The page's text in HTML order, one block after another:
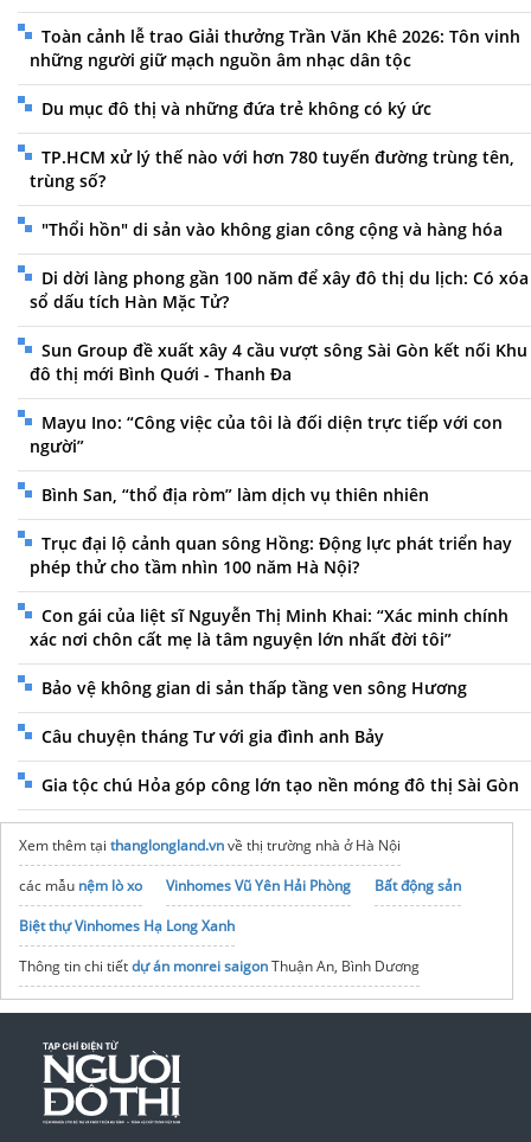
Toàn cảnh lễ trao Giải thưởng Trần Văn Khê 2026: Tôn vinh
những người giữ mạch nguồn âm nhạc dân tộc
Du mục đô thị và những đứa trẻ không có ký ức
TP.HCM xử lý thế nào với hơn 780 tuyến đường trùng tên,
trùng số?
"Thổi hồn" di sản vào không gian công cộng và hàng hóa
Di dời làng phong gần 100 năm để xây đô thị du lịch: Có xóa
sổ dấu tích Hàn Mặc Tử?
Sun Group đề xuất xây 4 cầu vượt sông Sài Gòn kết nối Khu
đô thị mới Bình Quới - Thanh Đa
Mayu Ino: “Công việc của tôi là đối diện trực tiếp với con
người”
Bình San, “thổ địa ròm” làm dịch vụ thiên nhiên
Trục đại lộ cảnh quan sông Hồng: Động lực phát triển hay
phép thử cho tầm nhìn 100 năm Hà Nội?
Con gái của liệt sĩ Nguyễn Thị Minh Khai: “Xác minh chính
xác nơi chôn cất mẹ là tâm nguyện lớn nhất đời tôi”
Bảo vệ không gian di sản thấp tầng ven sông Hương
Câu chuyện tháng Tư với gia đình anh Bảy
Gia tộc chú Hỏa góp công lớn tạo nền móng đô thị Sài Gòn
Xem thêm tại thanglongland.vnvề thị trường nhà ở Hà Nội
các mẫu nệm lò xo Vinhomes Vũ Yên Hải Phòng
Bất động sản
Biệt thự Vinhomes Hạ Long Xanh
Thông tin chi tiếtdự án monrei saigonThuận An, Bình Dương
Thông TinVinhomes Hóc MônSài Gòn
bảng giá báncăn hộ tt genesis
imperia sky parkphân phối chính thức
Dự án Vinhomes Saigon Park: